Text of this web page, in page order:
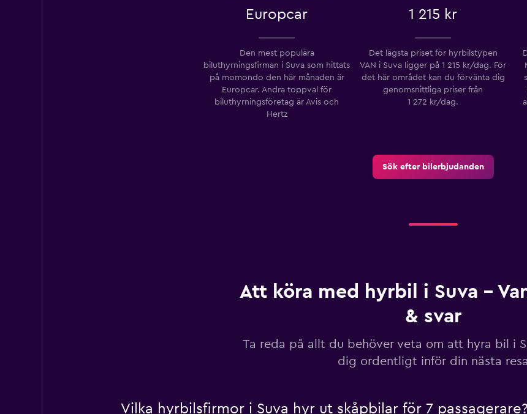
1 plats
Europcar 1 215 kr
Den mest populära
biluthyrningsfirman i Suva som hittats
på momondo den här månaden är
Europcar. Andra toppval för
biluthyrningsföretag är Avis och
Hertz
Det lägsta priset för hyrbilstypen
VAN i Suva ligger på 1 215 kr/dag. För
det här området kan du förvänta dig
genomsnittliga priser från
1 272 kr/dag.
Sök efter bilerbjudanden
Att köra med hyrbil i Suva –
& svar
Ta reda på allt du behöver veta om att hyra bil i
dig ordentligt inför din nästa resa
Vilka hyrbilsfirmor i Suva hyr ut skåpbilar för 7 passagerare?